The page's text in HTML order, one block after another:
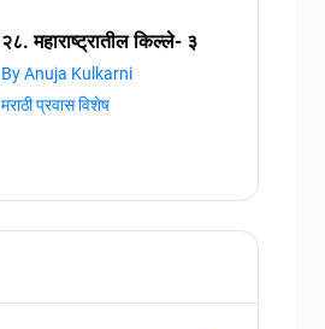
२८. महाराष्ट्रातील किल्ले- ३
By Anuja Kulkarni
मराठी प्रवास विशेष